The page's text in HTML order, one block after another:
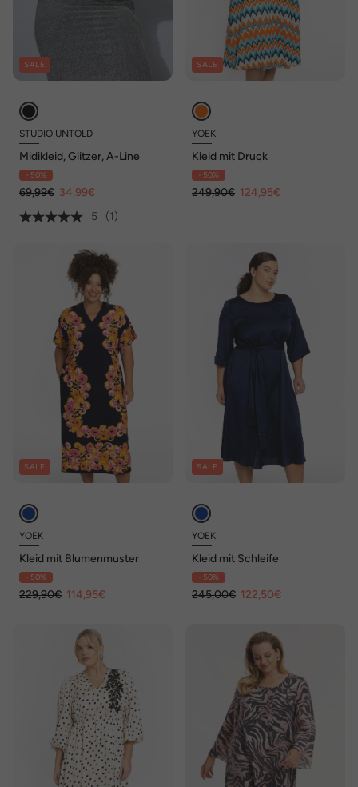
SALE
STUDIO UNTOLD
Midikleid, Glitzer, A-Line
- 50%
69,99€ 34,99€
5
(1)
SALE
YOEK
Kleid mit Druck
- 50%
249,90€ 124,95€
SALE
YOEK
Kleid mit Blumenmuster
- 50%
229,90€ 114,95€
SALE
YOEK
Kleid mit Schleife
- 50%
245,00€ 122,50€